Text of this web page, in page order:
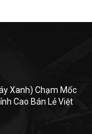
Xanh) Chạm Mốc
Cao Bán Lẻ Việt